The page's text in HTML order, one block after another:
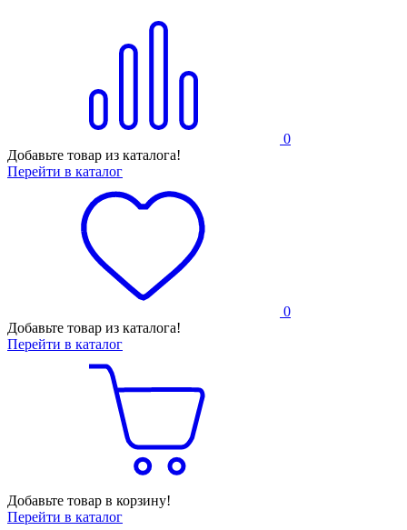
0
Добавьте товар из каталога!
Перейти в каталог
0
Добавьте товар из каталога!
Перейти в каталог
Добавьте товар в корзину!
Перейти в каталог